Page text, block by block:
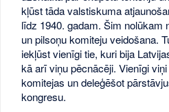
kļūst tāda valstiskuma
līdz 1940. gadam. Šim nolūkam
un pilsoņu komiteju veidošana.
iekļūst vienīgi tie, kuri bija
kā arī viņu pēcnācēji. Vienīgi
komitejas un deleģēšot
kongresu.